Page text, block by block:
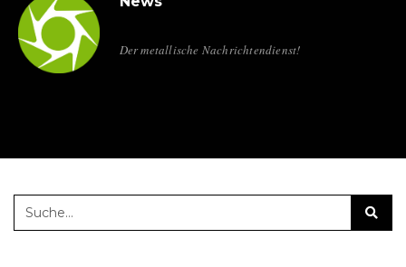
Der metallische Nachrichtendienst!